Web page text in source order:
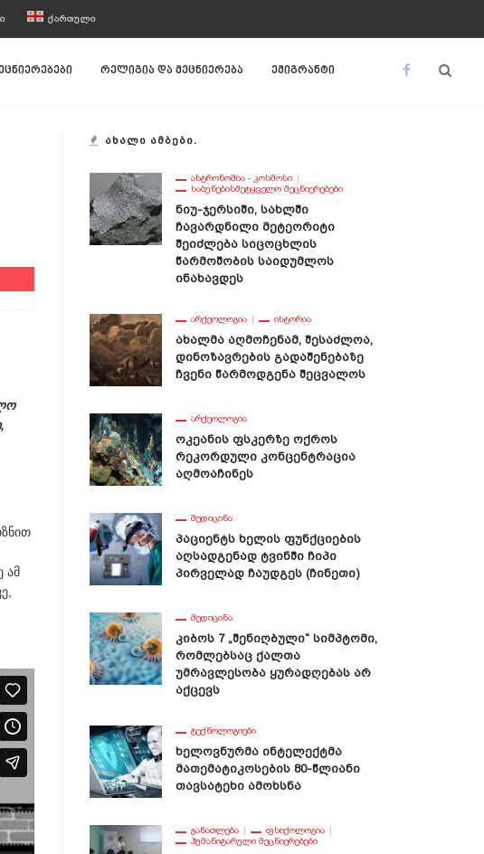
ᲥᲐᲠᲗᲣᲚᲘ
რელიგია და მეცნიერება ემიგრანტი
ამ
ᲐᲮᲐᲚᲘ ᲐᲛᲑᲔᲑᲘ.
ᲐᲡᲢᲠᲝᲜᲝᲛᲘᲐ - ᲙᲝᲡᲛᲝᲡᲘ
ᲡᲐᲑᲣᲜᲔᲑᲘᲡᲛᲔᲢᲧᲕᲔᲚᲝ ᲛᲔᲪᲜᲘᲔᲠᲔᲑᲔᲑᲘ
Ნიუ-Ჯერსიში, Სახლში
Ჩავარდნილი Მეტეორიტი
Შეიძლება Სიცოცხლის
Წარმოშობის Საიდუმლოს
Ინახავდეს
ᲐᲠᲥᲔᲝᲚᲝᲒᲘᲐ ᲘᲡᲢᲝᲠᲘᲐ
Ახალმა Აღმოჩენამ, Შესაძლოა,
Დინოზავრების Გადაშენებაზე
Ჩვენი Წარმოდგენა Შეცვალოს
ᲐᲠᲥᲔᲝᲚᲝᲒᲘᲐ
Ოკეანის Ფსკერზე Ოქროს
Რეკორდული Კონცენტრაცია
Აღმოაჩინეს
ᲛᲔᲓᲘᲪᲘᲜᲐ
Პაციენტს Ხელის Ფუნქციების
Აღსადგენად Ტვინში Ჩიპი
Პირველად Ჩაუდგეს (ჩინეთი)
ᲛᲔᲓᲘᲪᲘᲜᲐ
Კიბოს 7 „შენიღბული“ Სიმპტომი,
Რომლებსაც Ქალთა
Უმრავლესობა Ყურადღებას Არ
Აქცევს
ᲢᲔᲥᲜᲝᲚᲝᲒᲘᲔᲑᲘ
Ხელოვნურმა Ინტელექტმა
Მათემატიკოსების 80-Წლიანი
Თავსატეხი Ამოხსნა
ᲒᲐᲜᲐᲗᲚᲔᲑᲐ
ᲤᲡᲘᲥᲝᲚᲝᲒᲘᲐ
ᲰᲣᲛᲐᲜᲘᲢᲐᲠᲣᲚᲘ ᲛᲔᲪᲜᲘᲔᲠᲔᲑᲔᲑᲘ